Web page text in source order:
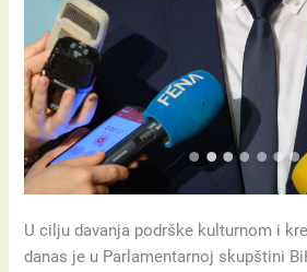
U cilju davanja podrške kulturnom i
danas je u Parlamentarnoj skupštini